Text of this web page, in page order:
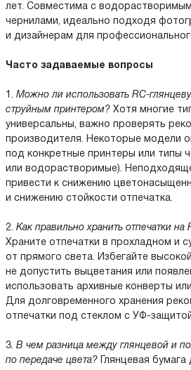
лет. Совместима с
чернилами, идеально подходя
и дизайнерам для
Часто задаваемые вопросы
1. Можно ли использовать RC-
струйным принтером? Хотя многие
универсальны, важно проверять
производителя. Некоторые модели
под конкретные принтеры или типы
или водорастворимые).
привести к снижению
и снижению стойкости отпечатка.
2. Как правильно хранить отпечатки на
Храните отпечатки в прохладном и
от прямого света. Избегайте
не допустить выцветания или
использовать архивные конверты
Для долговременного хранения
отпечатки под стеклом с УФ-
3. В чем разница между глянцевой и
по передаче цвета? Глянцевая